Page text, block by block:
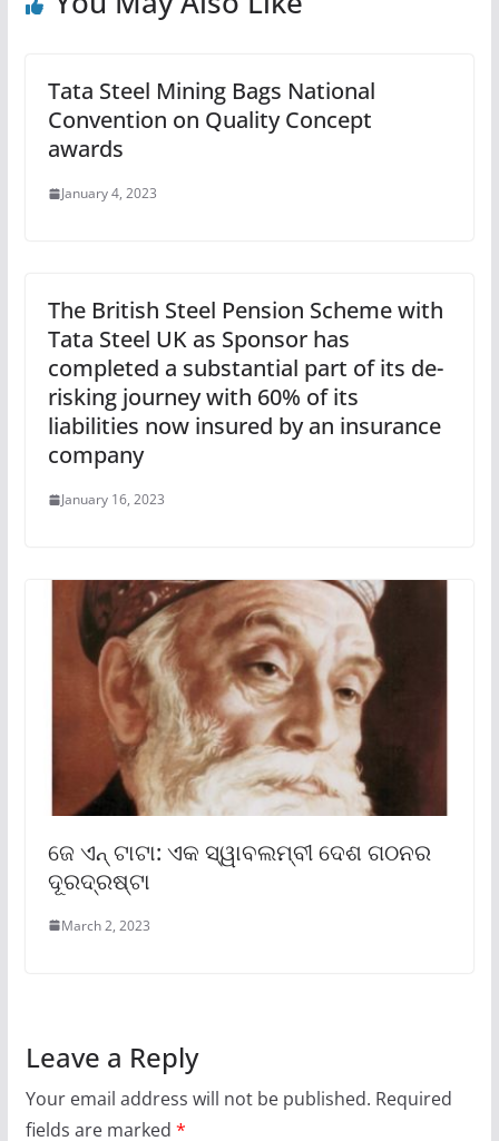
Tata Steel Mining Bags National
Convention on Quality Concept
awards
January 4, 2023
The British Steel Pension Scheme with
Tata Steel UK as Sponsor has
completed a substantial part of its de-
risking journey with 60% of its
liabilities now insured by an insurance
company
January 16, 2023
ଜେ ଏନ୍ ଟାଟା: ଏକ ସ୍ୱାବଲମ୍ବୀ ଦେଶ ଗଠନର
ଦୂରଦ୍ରଷ୍ଟା
March 2, 2023
Leave a Reply
Your email address will not be published. Required
fields are marked *